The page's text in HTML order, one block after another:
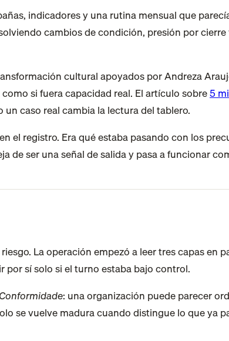
indicadores y una rutina mensual que
cambios de condición, presión por
cultural apoyados por Andreza
si fuera capacidad real. El artículo sobre5
caso real cambia la lectura del tablero.
el registro. Era qué estaba pasando con los
de ser una señal de salida y pasa a funcionar
La operación empezó a leer tres capas en
sí solo si el turno estaba bajo control.
: una organización puede parecer
se vuelve madura cuando distingue lo que ya